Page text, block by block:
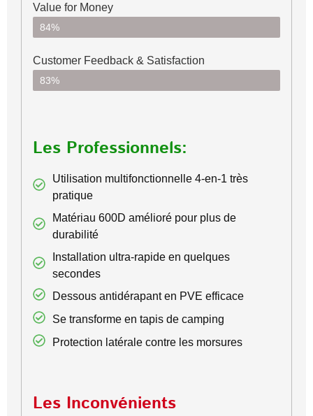
Value for Money
84%
Customer Feedback & Satisfaction​
83%
Les Professionnels:
Utilisation multifonctionnelle 4-en-1 très
pratique
Matériau 600D amélioré pour plus de
durabilité
Installation ultra-rapide en quelques
secondes
Dessous antidérapant en PVE efficace
Se transforme en tapis de camping
Protection latérale contre les morsures
Les Inconvénients